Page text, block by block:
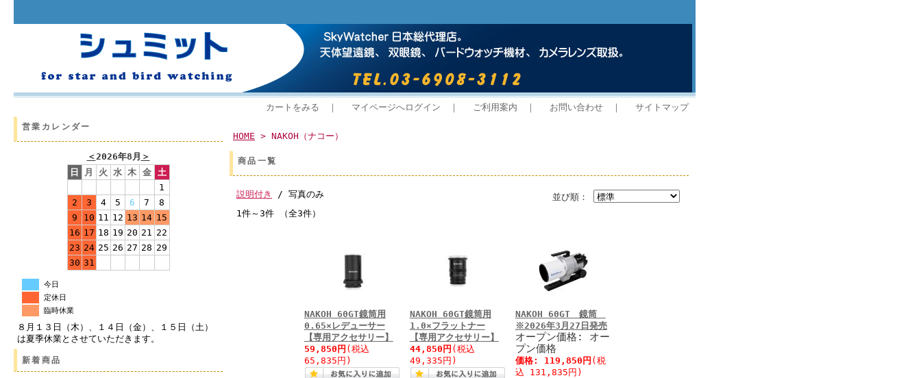
カートをみる ｜ マイページへログイン ｜ ご利用案内 ｜ お問い合わせ ｜ サイトマップ
営業カレンダー
＜2026年8月 ＞
日
月 火 水 木 金
土
1
2
3 4 5 6 7
8
9
10 11 12 13 14 15
16 17 18 19 20 21 22
23 24 25 26 27 28 29
30 31
今日
定休日
臨時休業
８月１３日（木）、１４日（金）、１５日（土）
は夏季休業とさせていただきます。
新着商品
HOME > NAKOH（ナコー）
商品一覧
並び順：
説明付き
/ 写真のみ
1件～3件 （全3件）
NAKOH 60GT鏡筒用
0.65×レデューサー
【専用アクセサリー】
59,850円 (税込
65,835円)
NAKOH 60GT鏡筒用
1.0×フラットナー
【専用アクセサリー】
44,850円 (税込
49,335円)
NAKOH 60GT 鏡筒
※2026年3月27日発売
オープン価格: オー
プン価格
価格: 119,850円 (税
込 131,835円)